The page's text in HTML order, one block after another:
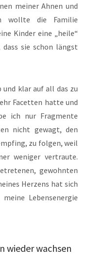
meiner Ahnen und
wollte die Familie
Kinder eine „heile“
dass sie schon längst
klar auf all das zu
Facetten hatte und
ich nur Fragmente
nicht gewagt, den
zu folgen, weil
weniger vertraute.
gewohnten
Herzens hat sich
Lebensenergie
wieder wachsen